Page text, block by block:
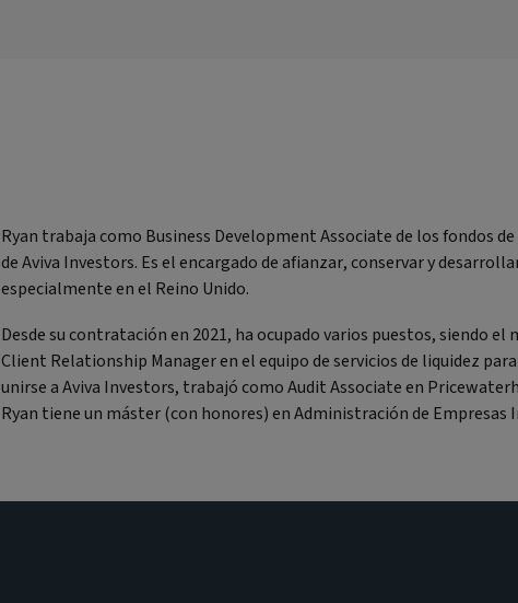
Ryan trabaja como Business Development Associate de los fondos
de Aviva Investors. Es el encargado de afianzar, conservar y
especialmente en el Reino Unido.
Desde su contratación en 2021, ha ocupado varios puestos, siendo el
Client Relationship Manager en el equipo de servicios de liquidez
unirse a Aviva Investors, trabajó como Audit Associate en
Ryan tiene un máster (con honores) en Administración de Empresas